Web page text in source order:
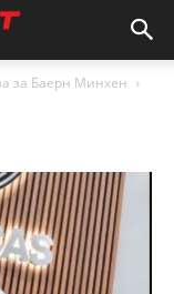
за Баерн Минхен